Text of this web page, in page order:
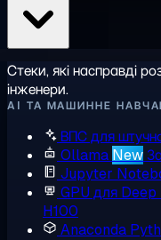
Стеки, які насправді
інженери.
AI ТА МАШИННЕ
ВПС для
Ollama New
Jupyter
GPU для
H100
Anaconda